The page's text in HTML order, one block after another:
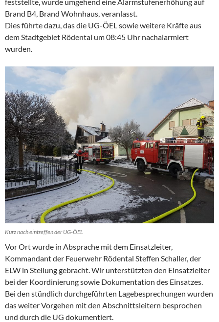
Brand B4, Brand Wohnhaus, veranlasst.
Dies führte dazu, das die UG-ÖEL sowie weitere Kräfte aus
dem Stadtgebiet Rödental um 08:45 Uhr nachalarmiert
wurden.
Kurz nach eintreffen der UG-ÖEL
Vor Ort wurde in Absprache mit dem Einsatzleiter,
Kommandant der Feuerwehr Rödental Steffen Schaller, der
ELW in Stellung gebracht. Wir unterstützten den Einsatzleiter
bei der Koordinierung sowie Dokumentation des Einsatzes.
Bei den stündlich durchgeführten Lagebesprechungen wurden
das weiter Vorgehen mit den Abschnittsleitern besprochen
und durch die UG dokumentiert.